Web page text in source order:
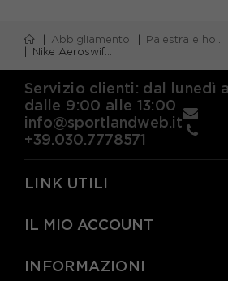
Abbigliamento Palestra e home gym
Nike Aeroswift Canotta Running Nrg Nero Bright Crimson Donna
Servizio clienti: dal lunedì
dalle 9:00 alle 13:00
info@sportlandweb.it
+39.030.7778571
LINK UTILI
IL MIO ACCOUNT
INFORMAZIONI